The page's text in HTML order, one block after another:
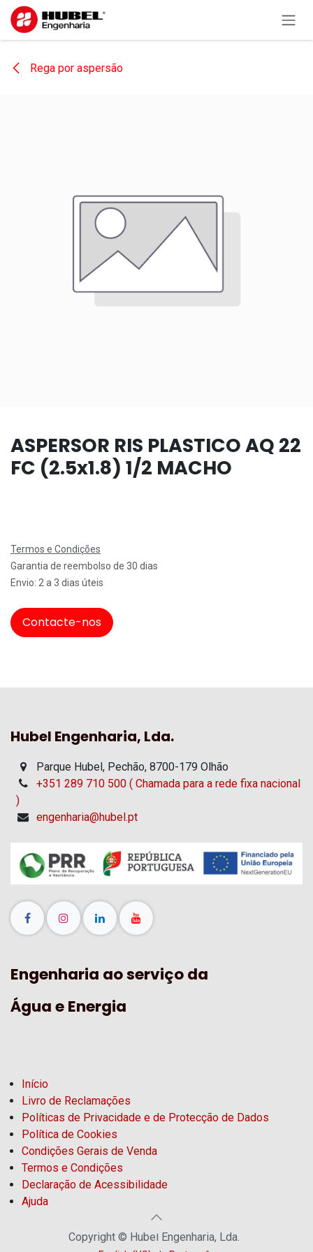
Pular para o conteúdo
Rega por aspersão
ASPERSOR RIS PLASTICO AQ 22
FC (2.5x1.8) 1/2 MACHO
Termos e Condições
Garantia de reembolso de 30 dias
Envio: 2 a 3 dias úteis
Contacte-nos
Hubel Engenharia, Lda.
Parque Hubel, Pechão, 8700-179 Olhão
+351 289 710 500 ( Chamada para a rede fixa nacional
)
engenharia@hubel.pt
Engenharia ao serviço da
Água e Energia
Início
Livro de Reclamações
Políticas de Privacidade e de Protecção de Dados
Política de Cookies
Condições Gerais de Venda
Termos e Condições
Declaração de Acessibilidade
Ajuda
Copyright © Hubel Engenharia, Lda.